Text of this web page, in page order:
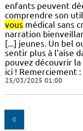
enfants peuvent
comprendre son
vous médical sans
narration
[...] jeunes. Un bel
sentir plus à l'aise
pouvez découvrir
ici ! Remerciement
25/03/2025 01:00